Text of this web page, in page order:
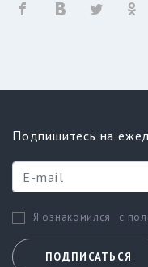
Подпишитесь на
Я ознакомился с
ПОДПИСАТЬСЯ